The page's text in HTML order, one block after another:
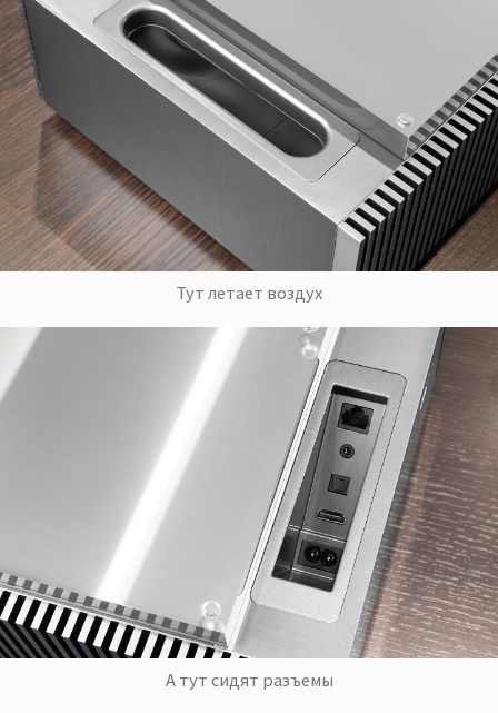
Тут летает воздух
А тут сидят разъемы